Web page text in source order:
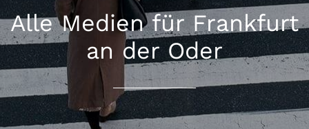
Alle Medien für Frankfurt
an der Oder